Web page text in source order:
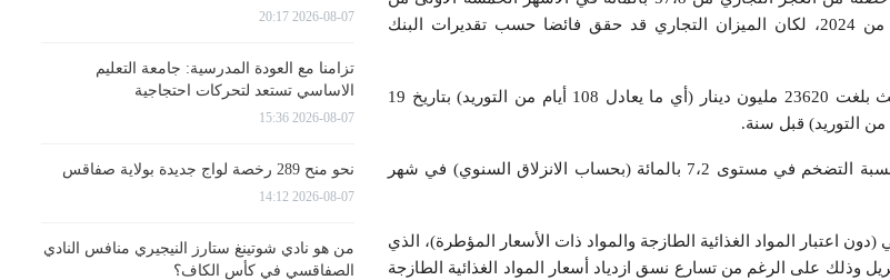
سنة 2023 إلى 77،6 بالمائة خلال نفس الفترة من 2024، لكان المیزان التجاري قد حقق فائضا حسب تقديرات البنك
وتواصل دعم الاحتیاطیات من العملة الأجنبیة حیث بلغت 23620 ملیون دینار (أي ما یعادل 108 أیام من التورید) بتاریخ 19
وعلى مستوى الأسعار عند الاستھلاك، استقرت نسبة التضخم في مستوى 7،2 بالمائة (بحساب الانزلاق السنوي) في شھر
اعتبار المواد الغذائیة الطازجة والمواد ذات الأسعار المؤطرة)، الذي
ماي مقابل 77،5 بالمائة في افريل وذلك على الرغم من تسارع نسق ازدیاد أسعار المواد الغذائیة الطازجة
2026-08-07 20:17
تزامنا مع العودة المدرسية: جامعة التعليم
الاساسي تستعد لتحركات احتجاجية
2026-08-07 15:36
نحو منح 289 رخصة لواج جديدة بولاية صفاقس
2026-08-07 14:12
من هو نادي شوتينغ ستارز النيجيري منافس النادي
الصفاقسي في كأس الكاف؟